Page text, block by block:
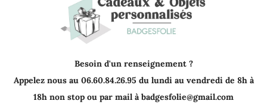
Besoin d'un renseignement ?
Appelez nous au 06.60.84.26.95 du lundi au vendredi de 8h à
18h non stop ou par mail à badgesfolie@gmail.com